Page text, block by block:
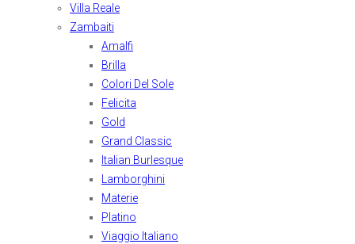
Villa Reale
Zambaiti
Amalfi
Brilla
Colori Del Sole
Felicita
Gold
Grand Classic
Italian Burlesque
Lamborghini
Materie
Platino
Viaggio Italiano